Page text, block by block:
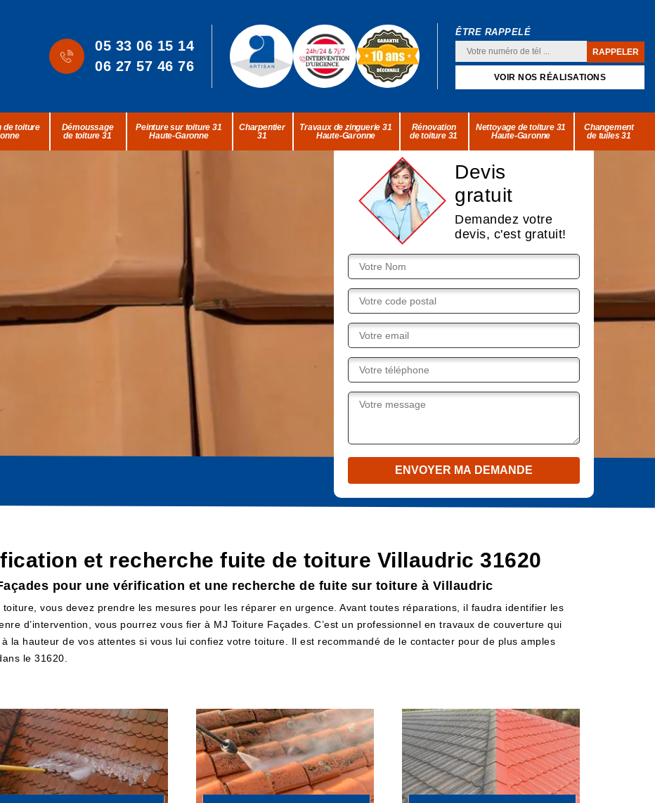
05 33 06 15 14
06 27 57 46 76
ÊTRE RAPPELÉ
VOIR NOS RÉALISATIONS
de toiture
Démoussage
de toiture 31
Peinture sur toiture 31
Haute-Garonne
Charpentier
31
Travaux de zinguerie 31
Haute-Garonne
Rénovation
de toiture 31
Nettoyage de toiture 31
Haute-Garonne
Changement
de tuiles 31
Devis
gratuit
Demandez votre
devis, c'est gratuit!
et recherche fuite de toiture Villaudric 31620
pour une vérification et une recherche de fuite sur toiture à Villaudric
vous devez prendre les mesures pour les réparer en urgence. Avant toutes réparations, il faudra identifier les
d’intervention, vous pourrez vous fier à MJ Toiture Façades. C’est un professionnel en travaux de couverture qui
la hauteur de vos attentes si vous lui confiez votre toiture. Il est recommandé de le contacter pour de plus amples
le 31620.